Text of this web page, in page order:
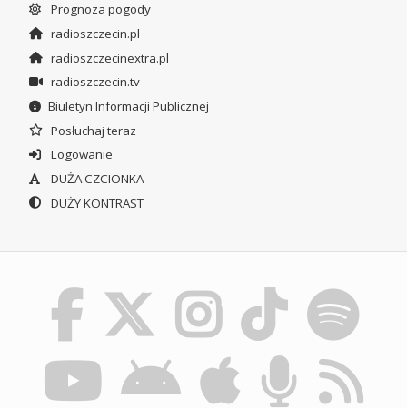
Prognoza pogody
radioszczecin.pl
radioszczecinextra.pl
radioszczecin.tv
Biuletyn Informacji Publicznej
Posłuchaj teraz
Logowanie
DUŻA CZCIONKA
DUŻY KONTRAST